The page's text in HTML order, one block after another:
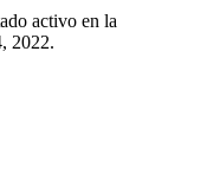
activo en la
2022.